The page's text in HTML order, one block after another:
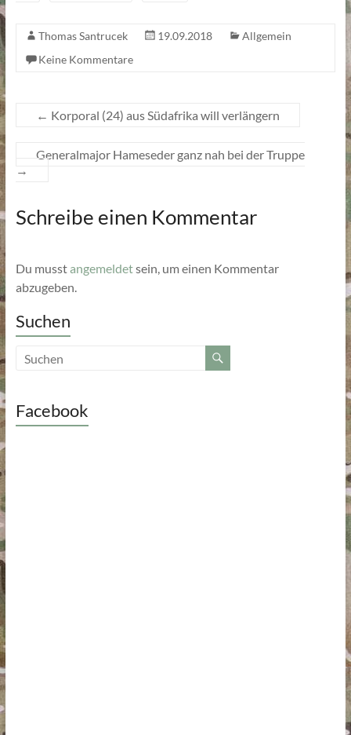
Thomas Santrucek 19.09.2018
Allgemein
Keine Kommentare
← Korporal (24) aus Südafrika will verlängern
Generalmajor Hameseder ganz nah bei der Truppe
→
Schreibe einen Kommentar
Du musstangemeldetsein, um einen Kommentar
abzugeben.
Suchen
Facebook